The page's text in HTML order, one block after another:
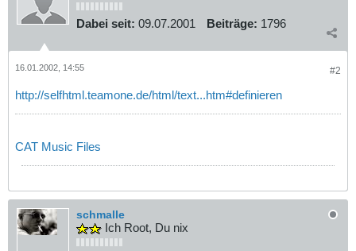
Dabei seit: 09.07.2001 Beiträge: 1796
#2
16.01.2002, 14:55
http://selfhtml.teamone.de/html/text...htm#definieren
CAT Music Files
schmalle
Ich Root, Du nix